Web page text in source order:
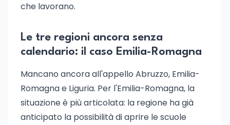
che lavorano.
Le tre regioni ancora senza
calendario: il caso Emilia-Romagna
Mancano ancora all'appello Abruzzo, Emilia-
Romagna e Liguria. Per l'Emilia-Romagna, la
situazione è più articolata: la regione ha già
anticipato la possibilità di aprire le scuole